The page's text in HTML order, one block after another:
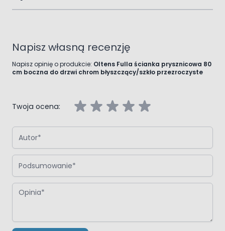
Napisz własną recenzję
Napisz opinię o produkcie: Oltens Fulla ścianka prysznicowa 80
cm boczna do drzwi chrom błyszczący/szkło przezroczyste
Twoja ocena:
Autor
Podsumowanie
Opinia